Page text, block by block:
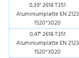
0,39" 2618 T351
Aluminiumplatte EN 2123
1520*3020
0,47" 2618 T351
Aluminiumplatte EN 2123
1520*3020